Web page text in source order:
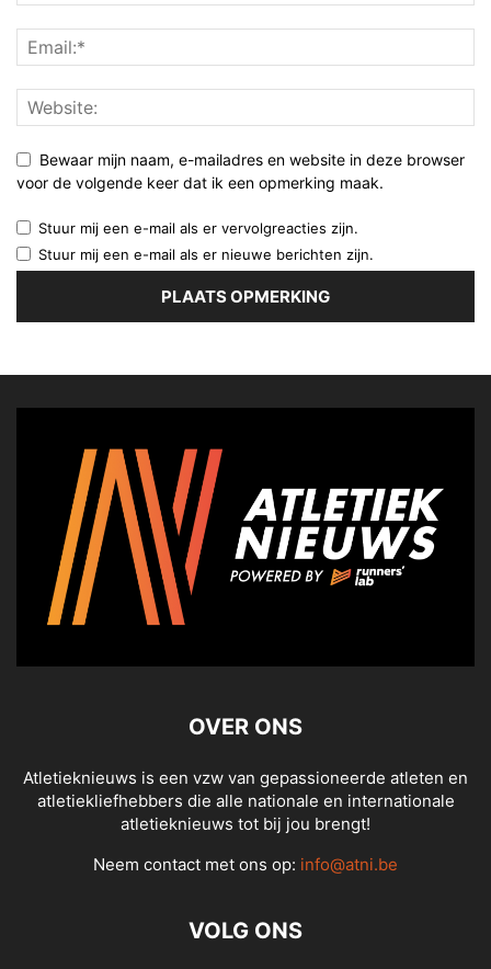
Bewaar mijn naam, e-mailadres en website in deze browser
voor de volgende keer dat ik een opmerking maak.
Stuur mij een e-mail als er vervolgreacties zijn.
Stuur mij een e-mail als er nieuwe berichten zijn.
OVER ONS
Atletieknieuws is een vzw van gepassioneerde atleten en
atletiekliefhebbers die alle nationale en internationale
atletieknieuws tot bij jou brengt!
Neem contact met ons op: info@atni.be
VOLG ONS